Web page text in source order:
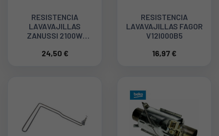
RESISTENCIA
LAVAVAJILLAS
ZANUSSI 2100W
24,50 €
RESISTENCIA
LAVAVAJILLAS FAGOR
V12I000B5
16,97 €